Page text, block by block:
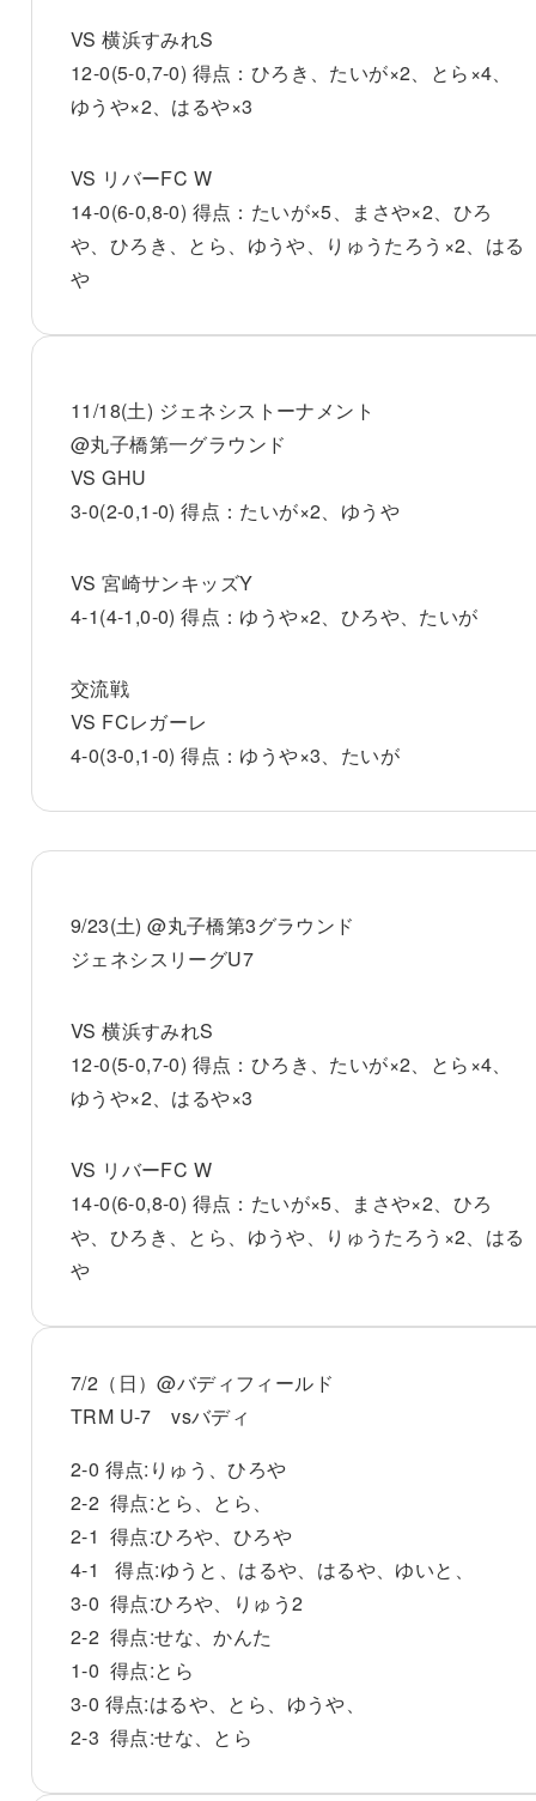
VS 横浜すみれS
12-0(5-0,7-0) 得点：ひろき、たいが×2、とら×4、
ゆうや×2、はるや×3
VS リバーFC W
14-0(6-0,8-0) 得点：たいが×5、まさや×2、ひろ
や、ひろき、とら、ゆうや、りゅうたろう×2、はる
や
11/18(土) ジェネシストーナメント
@丸子橋第一グラウンド
VS GHU
3-0(2-0,1-0) 得点：たいが×2、ゆうや
VS 宮崎サンキッズY
4-1(4-1,0-0) 得点：ゆうや×2、ひろや、たいが
交流戦
VS FCレガーレ
4-0(3-0,1-0) 得点：ゆうや×3、たいが
9/23(土) @丸子橋第3グラウンド
ジェネシスリーグU7
VS 横浜すみれS
12-0(5-0,7-0) 得点：ひろき、たいが×2、とら×4、
ゆうや×2、はるや×3
VS リバーFC W
14-0(6-0,8-0) 得点：たいが×5、まさや×2、ひろ
や、ひろき、とら、ゆうや、りゅうたろう×2、はる
や
7/2（日）@バディフィールド
TRM U-7 vsバディ
2-0 得点:りゅう、ひろや
2-2 得点:とら、とら、
2-1 得点:ひろや、ひろや
4-1 得点:ゆうと、はるや、はるや、ゆいと、
3-0 得点:ひろや、りゅう2
2-2 得点:せな、かんた
1-0 得点:とら
3-0 得点:はるや、とら、ゆうや、
2-3 得点:せな、とら